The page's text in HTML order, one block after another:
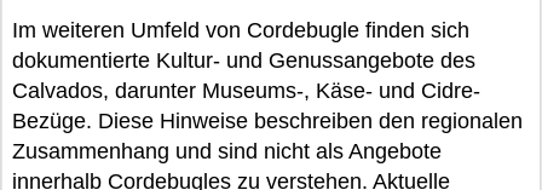
Im weiteren Umfeld von Cordebugle finden sich
dokumentierte Kultur- und Genussangebote des
Calvados, darunter Museums-, Käse- und Cidre-
Bezüge. Diese Hinweise beschreiben den regionalen
Zusammenhang und sind nicht als Angebote
innerhalb Cordebugles zu verstehen. Aktuelle